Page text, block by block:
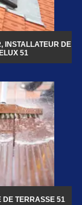
INSTALLATEUR DE
51
DE TERRASSE 51